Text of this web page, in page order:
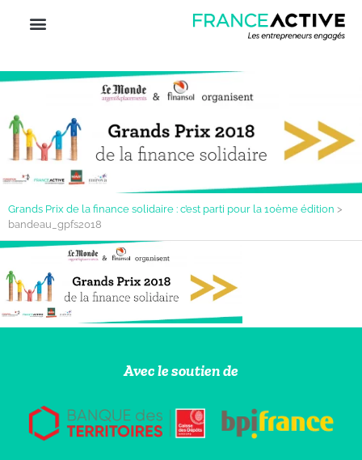
Grands Prix de la finance solidaire : c’est parti pour la 10ème édition >
bandeau_gpfs2018
Avec le soutien de